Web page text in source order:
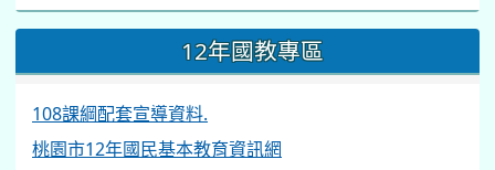
12年國教專區
108課綱配套宣導資料.
桃園市12年國民基本教育資訊網